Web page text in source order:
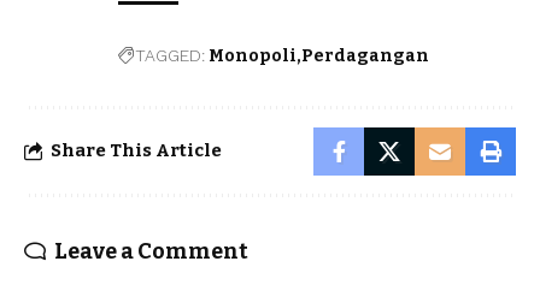
TAGGED: Monopoli Perdagangan
Share This Article
Leave a Comment